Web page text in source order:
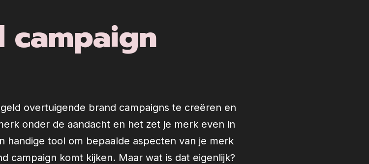
campaign
overtuigende brand campaigns te creëren en
onder de aandacht en het zet je merk even in
handige tool om bepaalde aspecten van je merk
campaign komt kijken. Maar wat is dat eigenlijk?